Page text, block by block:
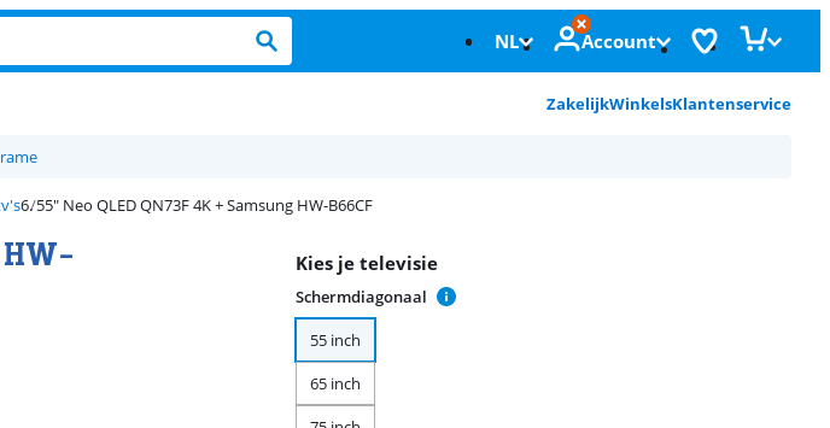
NL Account
ZakelijkWinkelsKlantenservice
55" Neo QLED QN73F 4K + Samsung HW-B66CF
HW-
Kies je televisie
Schermdiagonaal
55 inch
65 inch